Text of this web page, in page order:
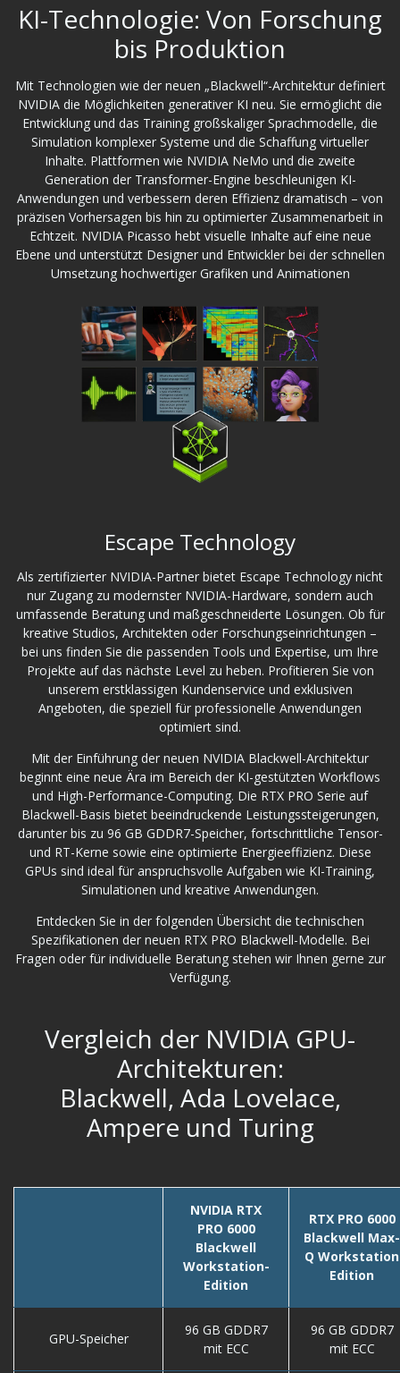
KI-Technologie: Von Forschung
bis Produktion
Mit Technologien wie der neuen „Blackwell“-Architektur definiert
NVIDIA die Möglichkeiten generativer KI neu. Sie ermöglicht die
Entwicklung und das Training großskaliger Sprachmodelle, die
Simulation komplexer Systeme und die Schaffung virtueller
Inhalte. Plattformen wie NVIDIA NeMo und die zweite
Generation der Transformer-Engine beschleunigen KI-
Anwendungen und verbessern deren Effizienz dramatisch – von
präzisen Vorhersagen bis hin zu optimierter Zusammenarbeit in
Echtzeit. NVIDIA Picasso hebt visuelle Inhalte auf eine neue
Ebene und unterstützt Designer und Entwickler bei der schnellen
Umsetzung hochwertiger Grafiken und Animationen
Escape Technology
Als zertifizierter NVIDIA-Partner bietet Escape Technology nicht
nur Zugang zu modernster NVIDIA-Hardware, sondern auch
umfassende Beratung und maßgeschneiderte Lösungen. Ob für
kreative Studios, Architekten oder Forschungseinrichtungen –
bei uns finden Sie die passenden Tools und Expertise, um Ihre
Projekte auf das nächste Level zu heben. Profitieren Sie von
unserem erstklassigen Kundenservice und exklusiven
Angeboten, die speziell für professionelle Anwendungen
optimiert sind.
Mit der Einführung der neuen NVIDIA Blackwell-Architektur
beginnt eine neue Ära im Bereich der KI-gestützten Workflows
und High-Performance-Computing. Die RTX PRO Serie auf
Blackwell-Basis bietet beeindruckende Leistungssteigerungen,
darunter bis zu 96 GB GDDR7-Speicher, fortschrittliche Tensor-
und RT-Kerne sowie eine optimierte Energieeffizienz. Diese
GPUs sind ideal für anspruchsvolle Aufgaben wie KI-Training,
Simulationen und kreative Anwendungen.
Entdecken Sie in der folgenden Übersicht die technischen
Spezifikationen der neuen RTX PRO Blackwell-Modelle. Bei
Fragen oder für individuelle Beratung stehen wir Ihnen gerne zur
Verfügung.
Vergleich der NVIDIA GPU-
Architekturen:
Blackwell, Ada Lovelace,
Ampere und Turing
NVIDIA RTX
PRO 6000
Blackwell
Workstation-
Edition
RTX PRO 6000
Blackwell Max-
Q Workstation
Edition
GPU-Speicher
96 GB GDDR7
mit ECC
96 GB GDDR7
mit ECC